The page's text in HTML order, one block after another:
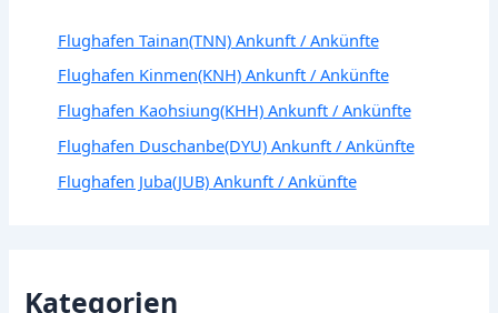
Flughafen Tainan(TNN) Ankunft / Ankünfte
Flughafen Kinmen(KNH) Ankunft / Ankünfte
Flughafen Kaohsiung(KHH) Ankunft / Ankünfte
Flughafen Duschanbe(DYU) Ankunft / Ankünfte
Flughafen Juba(JUB) Ankunft / Ankünfte
Kategorien